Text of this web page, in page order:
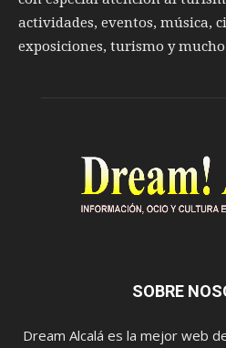
actividades, eventos, música,
exposiciones, turismo y
SOBRE
Dream Alcalá es la mejor web